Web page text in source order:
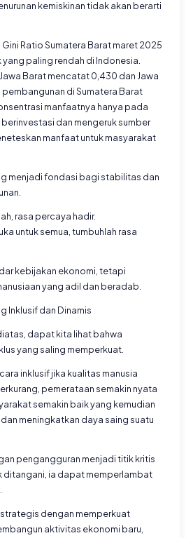
kemiskinan tidak akan berarti
Gini Ratio Sumatera Barat maret 2025
paling rendah di Indonesia.
Barat mencatat 0,430 dan Jawa
pembangunan di Sumatera Barat
manfaatnya hanya pada
dan mengeruk sumber
manfaat untuk masyarakat
menjadi fondasi bagi stabilitas dan
rasa percaya hadir.
untuk semua, tumbuhlah rasa
kebijakan ekonomi, tetapi
yang adil dan beradab.
Inklusif dan Dinamis
dapat kita lihat bahwa
yang saling memperkuat.
inklusif jika kualitas manusia
pemerataan semakin nyata
semakin baik yang kemudian
meningkatkan daya saing suatu
pengangguran menjadi titik kritis
ditangani, ia dapat memperlambat
strategis dengan memperkuat
aktivitas ekonomi baru,